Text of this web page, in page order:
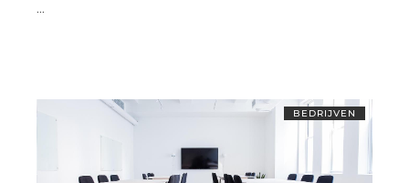
...
BEDRIJVEN